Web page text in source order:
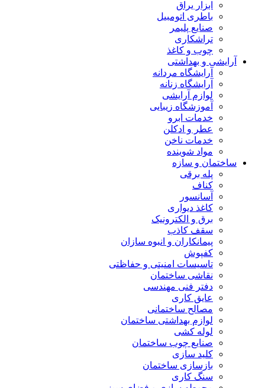
ابزار یراق
باطری اتومبیل
صنایع پلیمر
تراشکاری
چوب و کاغذ
آرایشی و بهداشتی
آرایشگاه مردانه
آرایشگاه زنانه
لوازم آرایشی
آموزشگاه زیبایی
خدمات ابرو
عطر و ادکلن
خدمات ناخن
مواد شوینده
ساختمان و سازه
پله برقی
کناف
آسانسور
کاغذ دیواری
برق و الکترونیک
سقف کاذب
پیمانکاران و انبوه سازان
کفپوش
تاسیسات امنیتی و حفاظتی
نقاشی ساختمان
دفتر فنی مهندسی
عایق کاری
مصالح ساختمانی
لوازم بهداشتی ساختمان
لوله کشی
صنایع چوب ساختمان
کلید سازی
بازسازی ساختمان
سنگ کاری